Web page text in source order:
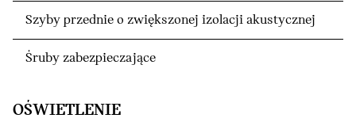
Szyby przednie o zwiększonej izolacji akustycznej
Śruby zabezpieczające
OŚWIETLENIE